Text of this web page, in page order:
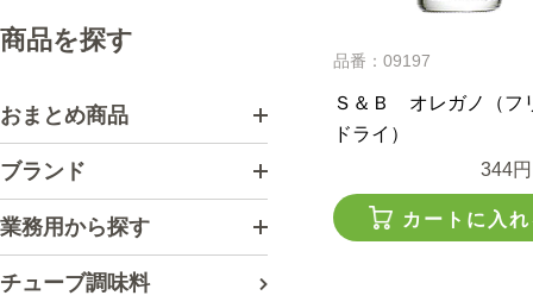
商品を探す
おまとめ商品
ブランド
業務用から探す
チューブ調味料
品番：09197
Ｓ＆Ｂ オレガノ（フ
ドライ）
344円
カートに入